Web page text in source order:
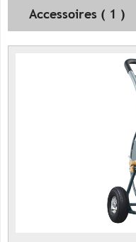
Accessoires ( 1 )